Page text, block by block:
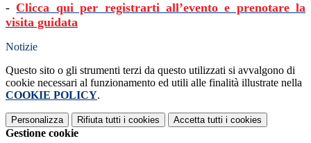
- Clicca qui per registrarti all’evento e prenotare la
visita guidata
Notizie
Questo sito o gli strumenti terzi da questo utilizzati si avvalgono di
cookie necessari al funzionamento ed utili alle finalità illustrate nella
COOKIE POLICY.
Personalizza Rifiuta tutti i cookies Accetta tutti i cookies
Gestione cookie